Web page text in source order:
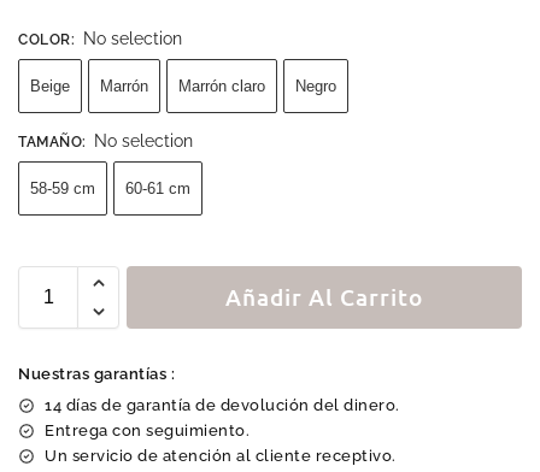
COLOR: No selection
Beige Marrón Marrón claro Negro
TAMAÑO: No selection
58-59 cm 60-61 cm
Añadir Al Carrito
Nuestras garantías :
14 días de garantía de devolución del dinero.
Entrega con seguimiento.
Un servicio de atención al cliente receptivo.